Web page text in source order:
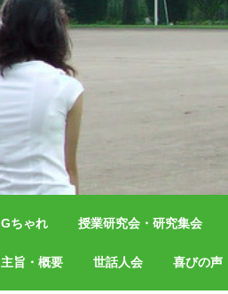
Gちゃれ 授業研究会・研究集会
主旨・概要 世話人会 喜びの声